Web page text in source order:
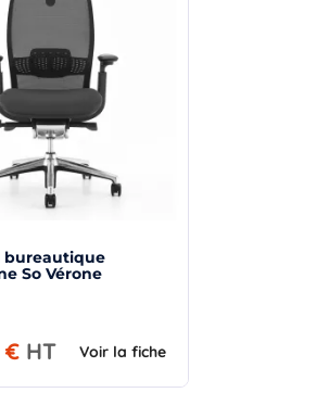
bureautique
So Vérone
€ HT Voir la fiche